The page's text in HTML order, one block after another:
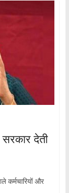
देती
कर्मचारियों और